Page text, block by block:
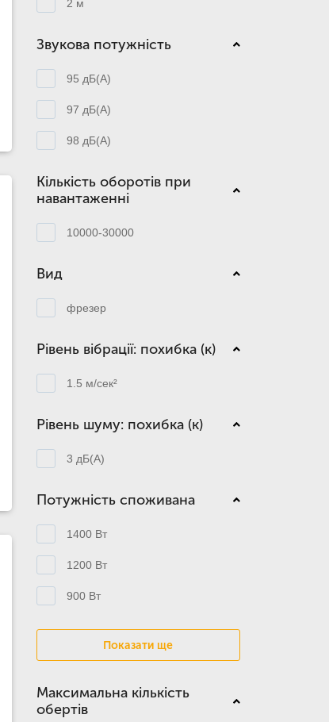
2 м
Звукова потужність
95 дБ(А)
97 дБ(А)
98 дБ(А)
Кількість оборотів при
навантаженні
10000-30000
Вид
фрезер
Рівень вібрації: похибка (к)
1.5 м/сек²
Рівень шуму: похибка (к)
3 дБ(А)
Потужність споживана
1400 Вт
1200 Вт
900 Вт
Показати ще
Максимальна кількість
обертів